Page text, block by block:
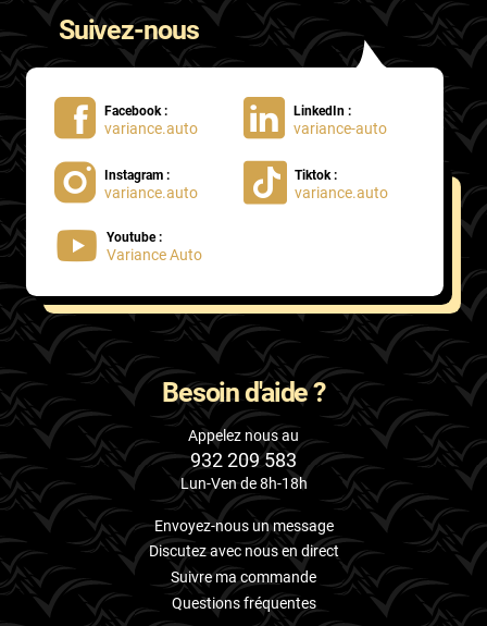
Suivez-nous
Facebook :
variance.auto
LinkedIn :
variance-auto
Instagram :
variance.auto
Tiktok :
variance.auto
Youtube :
Variance Auto
Besoin d'aide ?
Appelez nous au
932 209 583
Lun-Ven de 8h-18h
Envoyez-nous un message
Discutez avec nous en direct
Suivre ma commande
Questions fréquentes